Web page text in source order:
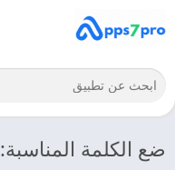
ضع الكلمة المناسبة: netflix مهكر